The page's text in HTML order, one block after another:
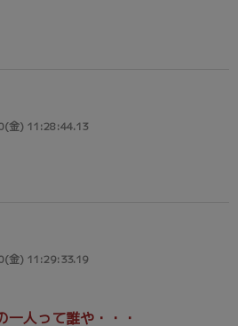
金) 11:28:44.13
金) 11:29:33.19
人って誰や・・・